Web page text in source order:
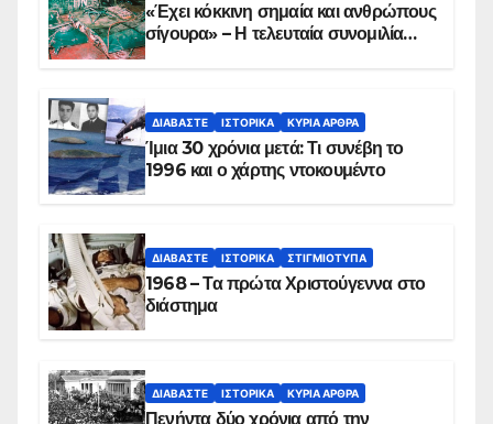
«Έχει κόκκινη σημαία και ανθρώπους
σίγουρα» – Η τελευταία συνομιλία
ΔΙΑΒΆΣΤΕ ΙΣΤΟΡΙΚΆ ΚΥΡΙΑ ΑΡΘΡΑ
Ίμια 30 χρόνια μετά: Τι συνέβη το
1996 και ο χάρτης ντοκουμέντο
ΔΙΑΒΆΣΤΕ ΙΣΤΟΡΙΚΆ ΣΤΙΓΜΙΌΤΥΠΑ
1968 – Τα πρώτα Χριστούγεννα στο
διάστημα
ΔΙΑΒΆΣΤΕ ΙΣΤΟΡΙΚΆ ΚΥΡΙΑ ΑΡΘΡΑ
Πενήντα δύο χρόνια από την